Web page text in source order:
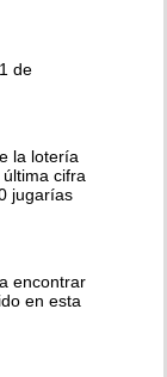
de
la lotería
cifra
jugarías
encontrar
en esta